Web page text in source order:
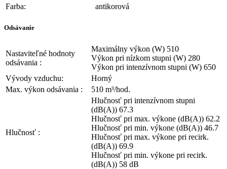
Farba:
antikorová
Odsávanie
Nastaviteľné hodnoty
odsávania :
Maximálny výkon (W) 510
Výkon pri nízkom stupni (W) 280
Výkon pri intenzívnom stupni (W) 650
Vývody vzduchu:
Horný
Max. výkon odsávania :
510 m³/hod.
Hlučnosť :
Hlučnosť pri intenzívnom stupni
(dB(A)) 67.3
Hlučnosť pri max. výkone (dB(A)) 62.2
Hlučnosť pri min. výkone (dB(A)) 46.7
Hlučnosť pri max. výkone pri recirk.
(dB(A)) 69.9
Hlučnosť pri min. výkone pri recirk.
(dB(A)) 58 dB